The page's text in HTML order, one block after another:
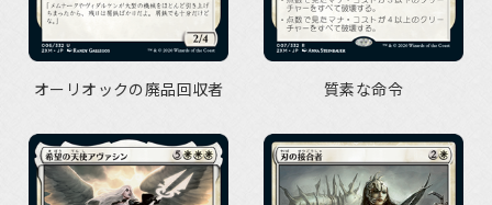
オーリオックの廃品回収者 質素な命令